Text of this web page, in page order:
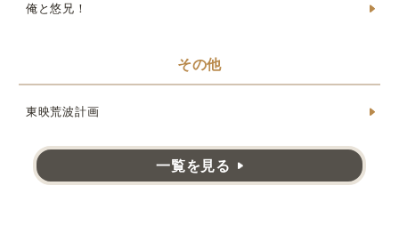
俺と悠兄！
その他
東映荒波計画
一覧を見る